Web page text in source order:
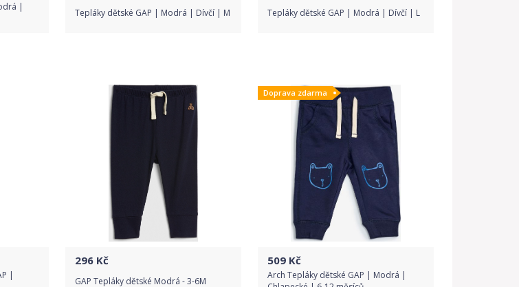
|
Tepláky dětské GAP | Modrá | Dívčí | M
Detail produktu
Tepláky dětské GAP | Modrá | Dívčí | L
Detail produktu
|
296 Kč
GAP Tepláky dětské Modrá - 3-6M
Doprava zdarma
509 Kč
Arch Tepláky dětské GAP | Modrá |